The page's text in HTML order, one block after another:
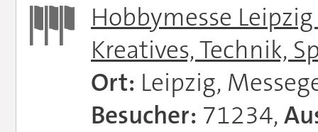
Hobbymesse
Kreatives, Technik,
Ort: Leipzig,
Besucher: 71234,